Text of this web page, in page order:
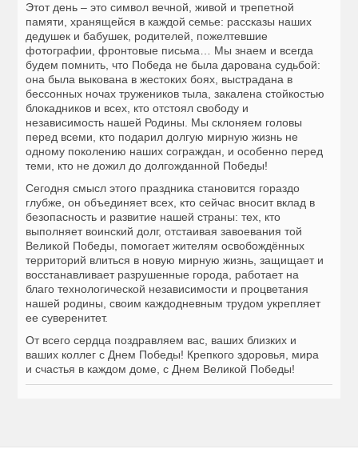
Этот день – это символ вечной, живой и трепетной
памяти, хранящейся в каждой семье: рассказы наших
дедушек и бабушек, родителей, пожелтевшие
фотографии, фронтовые письма… Мы знаем и всегда
будем помнить, что Победа не была дарована судьбой:
она была выкована в жестоких боях, выстрадана в
бессонных ночах тружеников тыла, закалена стойкостью
блокадников и всех, кто отстоял свободу и
независимость нашей Родины. Мы склоняем головы
перед всеми, кто подарил долгую мирную жизнь не
одному поколению наших сограждан, и особенно перед
теми, кто не дожил до долгожданной Победы!
Сегодня смысл этого праздника становится гораздо
глубже, он объединяет всех, кто сейчас вносит вклад в
безопасность и развитие нашей страны: тех, кто
выполняет воинский долг, отстаивая завоевания той
Великой Победы, помогает жителям освобождённых
территорий влиться в новую мирную жизнь, защищает и
восстанавливает разрушенные города, работает на
благо технологической независимости и процветания
нашей родины, своим каждодневным трудом укрепляет
ее суверенитет.
От всего сердца поздравляем вас, ваших близких и
ваших коллег с Днем Победы! Крепкого здоровья, мира
и счастья в каждом доме, с Днем Великой Победы!